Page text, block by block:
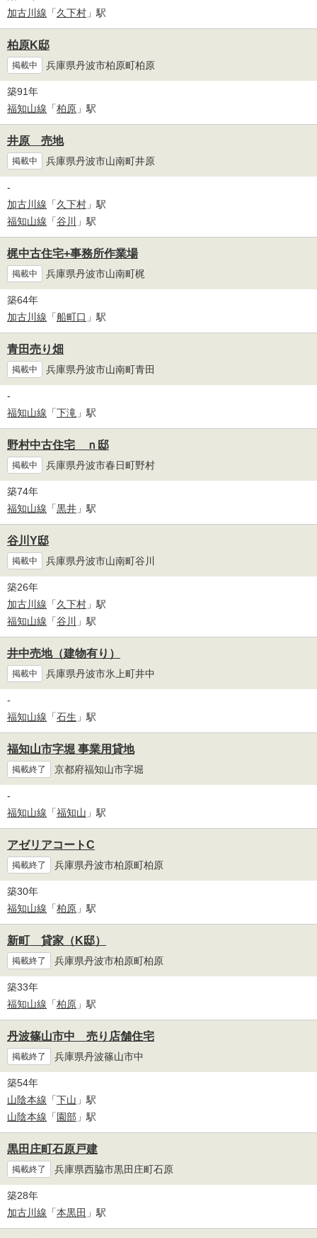
加古川線 「久下村 」駅
柏原K邸
掲載中 兵庫県丹波市柏原町柏原
築91年
福知山線 「柏原 」駅
井原 売地
掲載中 兵庫県丹波市山南町井原
-
加古川線 「久下村 」駅
福知山線 「谷川 」駅
梶中古住宅+事務所作業場
掲載中 兵庫県丹波市山南町梶
築64年
加古川線 「船町口 」駅
青田売り畑
掲載中 兵庫県丹波市山南町青田
-
福知山線 「下滝 」駅
野村中古住宅 ｎ邸
掲載中 兵庫県丹波市春日町野村
築74年
福知山線 「黒井 」駅
谷川Y邸
掲載中 兵庫県丹波市山南町谷川
築26年
加古川線 「久下村 」駅
福知山線 「谷川 」駅
井中売地（建物有り）
掲載中 兵庫県丹波市氷上町井中
-
福知山線 「石生 」駅
福知山市字堀 事業用貸地
掲載終了 京都府福知山市字堀
-
福知山線 「福知山 」駅
アゼリアコートC
掲載終了 兵庫県丹波市柏原町柏原
築30年
福知山線 「柏原 」駅
新町 貸家（K邸）
掲載終了 兵庫県丹波市柏原町柏原
築33年
福知山線 「柏原 」駅
丹波篠山市中 売り店舗住宅
掲載終了 兵庫県丹波篠山市中
築54年
山陰本線 「下山 」駅
山陰本線 「 園部 」駅
黒田庄町石原戸建
掲載終了 兵庫県西脇市黒田庄町石原
築28年
加古川線 「本黒田 」駅